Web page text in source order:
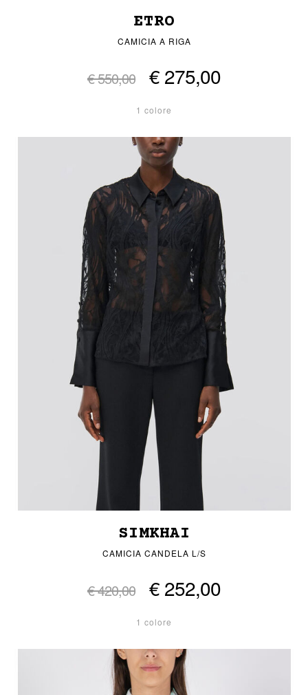
ETRO
CAMICIA A RIGA
€ 550,00 € 275,00
1 colore
SIMKHAI
CAMICIA CANDELA L/S
€ 420,00 € 252,00
1 colore